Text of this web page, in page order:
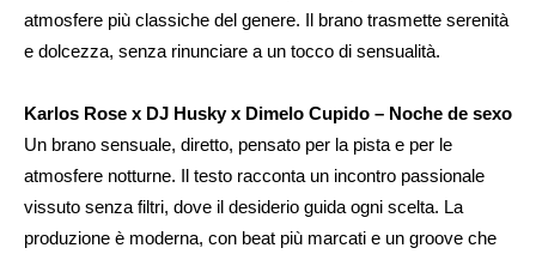
atmosfere più classiche del genere. Il brano trasmette serenità
e dolcezza, senza rinunciare a un tocco di sensualità.
Karlos Rose x DJ Husky x Dimelo Cupido – Noche de sexo
Un brano sensuale, diretto, pensato per la pista e per le
atmosfere notturne. Il testo racconta un incontro passionale
vissuto senza filtri, dove il desiderio guida ogni scelta. La
produzione è moderna, con beat più marcati e un groove che